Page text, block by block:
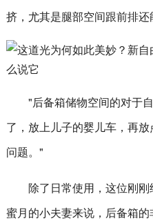
挤，尤其是腿部空间跟前排
"后备箱储物空间的对于
了，放上儿子的婴儿车，再
问题。"
除了日常使用，这位刚
蜜月的小夫妻来说，后备箱